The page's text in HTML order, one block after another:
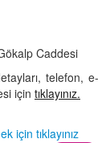
Caddesi
telefon, e-
için tıklayınız.
için tıklayınız